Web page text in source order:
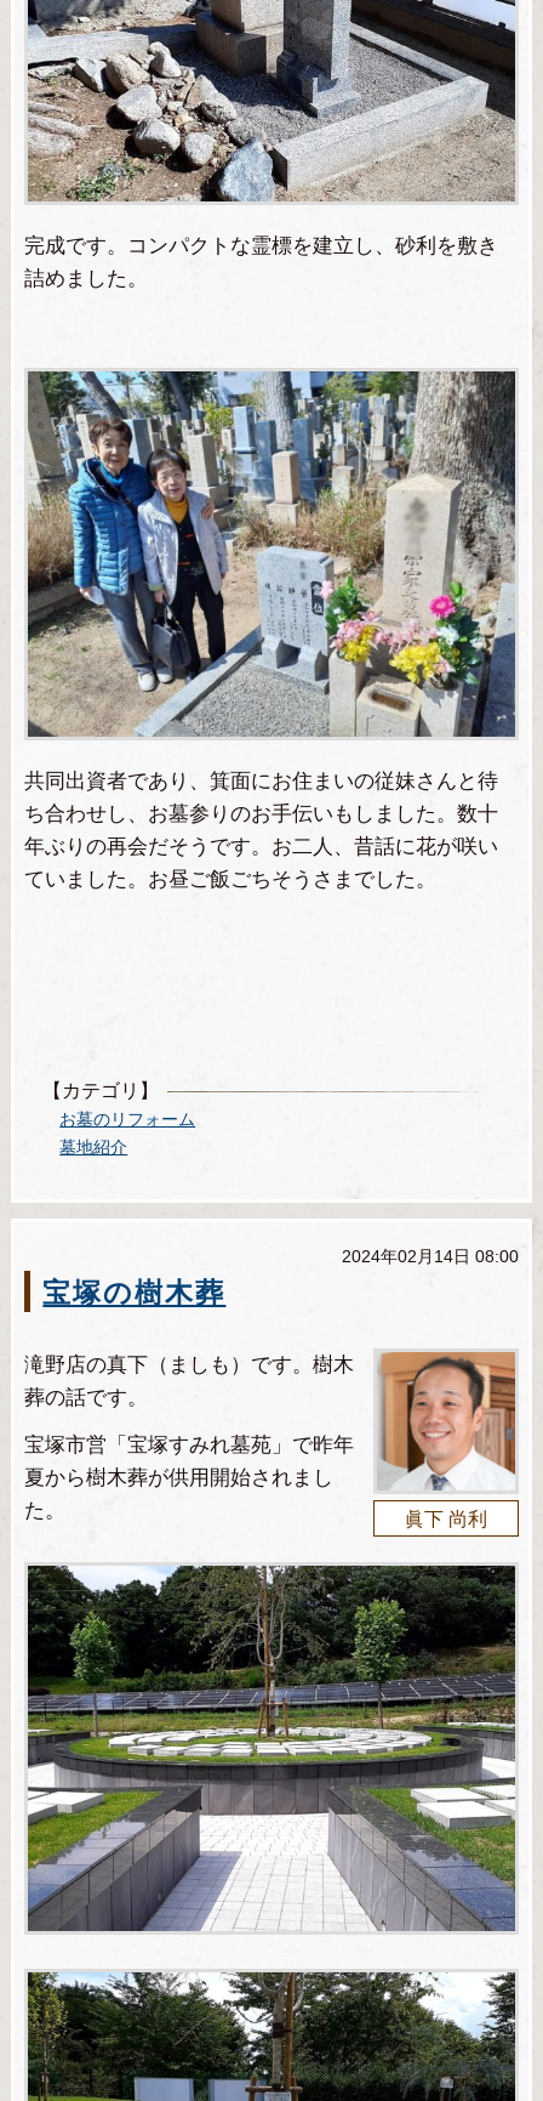
完成です。コンパクトな霊標を建立し、砂利を敷き
詰めました。
共同出資者であり、箕面にお住まいの従妹さんと待
ち合わせし、お墓参りのお手伝いもしました。数十
年ぶりの再会だそうです。お二人、昔話に花が咲い
ていました。お昼ご飯ごちそうさまでした。
【カテゴリ】
お墓のリフォーム
墓地紹介
宝塚の樹木葬
2024年02月14日 08:00
眞下 尚利
滝野店の真下（ましも）です。樹木
葬の話です。
宝塚市営「宝塚すみれ墓苑」で昨年
夏から樹木葬が供用開始されまし
た。